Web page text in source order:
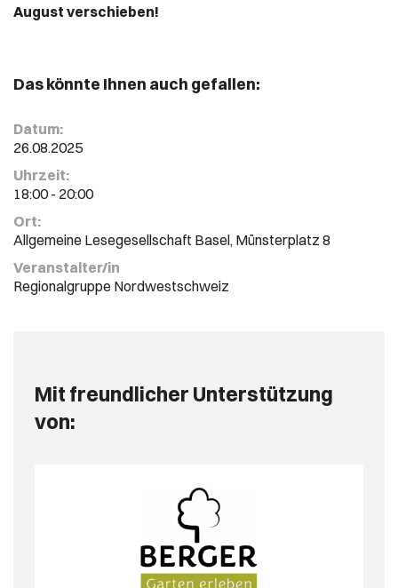
August verschieben!
Das könnte Ihnen auch gefallen:
Datum:
26.08.2025
Uhrzeit:
18:00 - 20:00
Ort:
Allgemeine Lesegesellschaft Basel, Münsterplatz 8
Veranstalter/in
Regionalgruppe Nordwestschweiz
Mit freundlicher Unterstützung
von: